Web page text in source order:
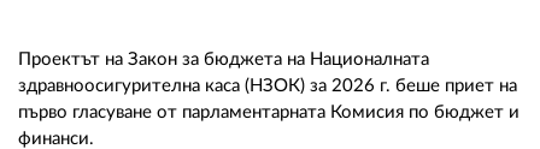
Проектът на Закон за бюджета на Националната
здравноосигурителна каса (НЗОК) за 2026 г. беше приет на
първо гласуване от парламентарната Комисия по бюджет и
финанси.
02 975 20 35